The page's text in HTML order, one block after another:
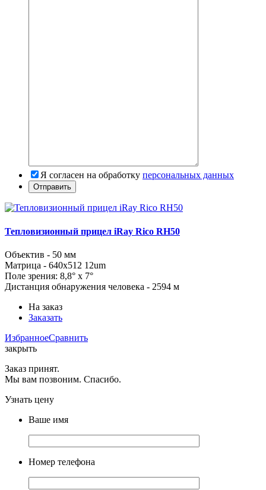
Я согласен на обработку персональных данных
Тепловизионный прицел iRay Rico RH50
Объектив - 50 мм
Матрица - 640x512 12um
Поле зрения: 8,8° x 7°
Дистанция обнаружения человека - 2594 м
На заказ
Заказать
ИзбранноеСравнить
закрыть
Заказ принят.
Мы вам позвоним. Спасибо.
Узнать цену
Ваше имя
Номер телефона